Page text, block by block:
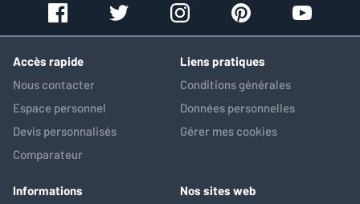
Accès rapide
Nous contacter
Espace personnel
Devis personnalisés
Comparateur
Liens pratiques
Conditions générales
Données personnelles
Gérer mes cookies
Informations Nos sites web